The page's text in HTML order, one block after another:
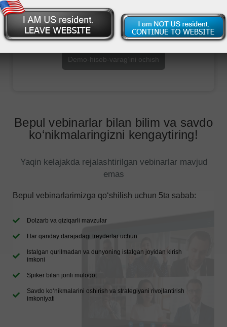
Savdo hisob-varag‘ini ochish
Demo-hisob-varag‘ini ochish
Bepul vebinarlar bilan bilim va savdo
ko‘nikmalaringizni kengaytiring!
Yaqin kelajakda rejalashtirilgan vebinarlar mavjud
emas
Bepul vebinarlarimizga qo‘shilish uchun 5ta sabab:
Dolzarb va qiziqarli mavzular
Har qanday darajadagi treyderlar uchun
Istalgan qurilmadan va dunyoning istalgan joyidan kirish
imkoni
Spiker bilan jonli muloqot
Savdo ko‘nikmalarini oshirish va strategiyani rivojlantirish
imkoniyati